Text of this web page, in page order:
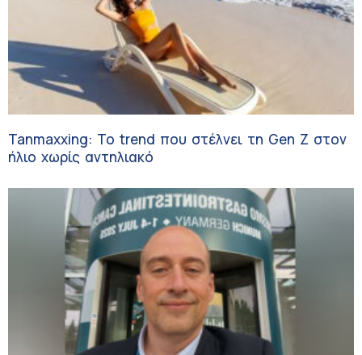
Tanmaxxing: To trend που στέλνει τη Gen Z στον
ήλιο χωρίς αντηλιακό